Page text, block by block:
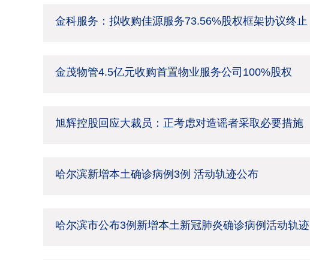
金科服务：拟收购佳源服务73.56%股权框架协议终止
金茂物管4.5亿元收购首置物业服务公司100%股权
旭辉控股回应大裁员：正考虑对造谣者采取必要措施
哈尔滨新增本土确诊病例3例 活动轨迹公布
哈尔滨市公布3例新增本土新冠肺炎确诊病例活动轨迹